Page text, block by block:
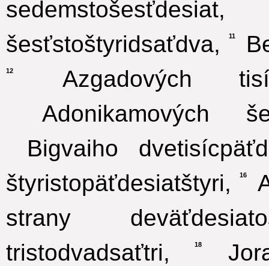
sedemstošesťdesiat,
šesťstoštyridsaťdva,
11
12
Azgadových
Adonikamových
Bigvaiho
štyristopäťdesiatštyri,
16
strany
tristodvadsaťtri,
18